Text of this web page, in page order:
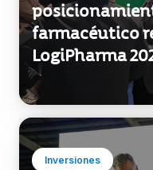
Inversiones
Uruguay
farmacéutico
LogiPharma